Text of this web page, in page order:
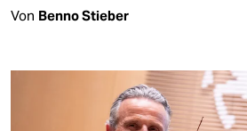
Von Benno Stieber